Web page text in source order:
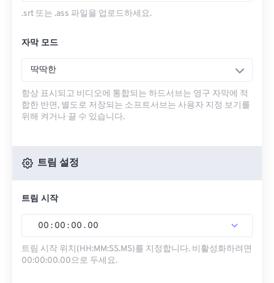
.srt 또는 .ass 파일을 업로드하세요.
자막 모드
딱딱한
항상 표시되고 비디오에 통합되는 하드서브는 영구 자막에 적
합한 반면, 별도로 저장되는 소프트서브는 사용자 지정 보기를
위해 켜거나 끌 수 있습니다.
트림 설정
트림 시작
00 : 00 : 00 . 00
트림 시작 위치(HH:MM:SS.MS)를 지정합니다. 비활성화하려면
00:00:00.00으로 두세요.